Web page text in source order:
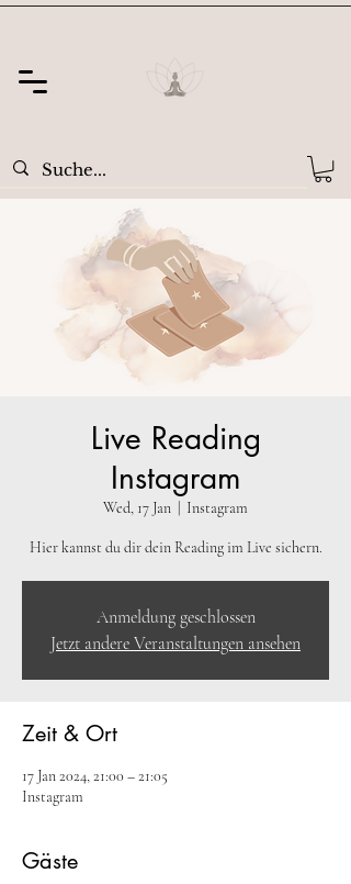
Live Reading
Instagram
Wed, 17 Jan Instagram
Hier kannst du dir dein Reading im Live sichern.
Anmeldung geschlossen
Jetzt andere Veranstaltungen ansehen
Zeit & Ort
17 Jan 2024, 21:00 – 21:05
Instagram
Gäste